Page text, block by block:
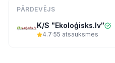
PĀRDEVĒJS
K/S "Ekoloģisks.lv"
4.7·55 atsauksmes